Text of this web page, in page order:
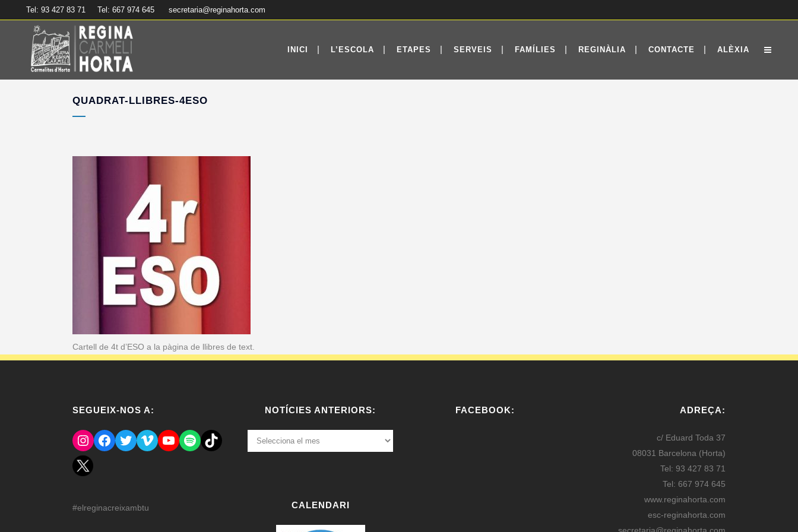
Tel: 93 427 83 71 Tel: 667 974 645 secretaria@reginahorta.com
INICI L’ESCOLA ETAPES SERVEIS FAMÍLIES REGINÀLIA CONTACTE ALÈXIA
QUADRAT-LLIBRES-4ESO
Cartell de 4t d’ESO a la pàgina de llibres de text.
SEGUEIX-NOS A:
Instagram
Facebook
TwitterVimeoYouTube
SpotifyEl Tik Tok del Regina.
#elreginacreixambtu
NOTÍCIES ANTERIORS:
NOTÍCIES
ANTERIORS:
CALENDARI
FACEBOOK: ADREÇA:
c/ Eduard Toda 37
08031 Barcelona (Horta)
Tel: 93 427 83 71
Tel: 667 974 645
www.reginahorta.com
esc-reginahorta.com